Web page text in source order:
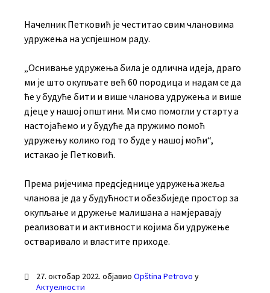
Начелник Петковић је честитао свим члановима
удружења на успјешном раду.
„Оснивање удружења била је одлична идеја, драго
ми је што окупљате већ 60 породица и надам се да
ће у будуће бити и више чланова удружења и више
дјеце у нашој општини. Ми смо помогли у старту а
настојаћемо и у будуће да пружимо помоћ
удружењу колико год то буде у нашој моћи“,
истакао је Петковић.
Према ријечима предсједнице удружења жеља
чланова је да у будућности обезбиједе простор за
окупљање и дружење малишана а намјеравају
реализовати и активности којима би удружење
остваривало и властите приходе.
27. октобар 2022. објавио Opština Petrovo у
Актуелности